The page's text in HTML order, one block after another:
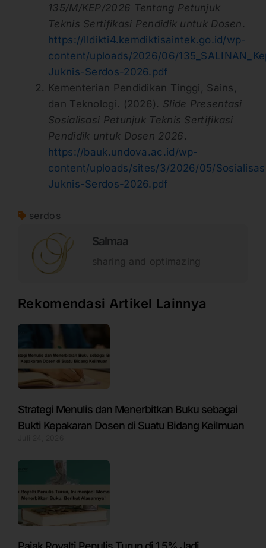
135/M/KEP/2026 Tentang Petunjuk
Teknis Sertifikasi Pendidik untuk Dosen .
https://lldikti4.kemdiktisaintek.go.id/wp-
content/uploads/2026/06/
Juknis-Serdos-2026.pdf
Kementerian Pendidikan Tinggi, Sains,
dan Teknologi. (2026). Slide Presentasi
Sosialisasi Petunjuk Teknis Sertifikasi
Pendidik untuk Dosen 2026 .
https://bauk.undova.ac.id/wp-
content/uploads/sites/3/2026/05/
Juknis-Serdos-2026.pdf
serdos
Salmaa
sharing and optimazing
Rekomendasi Artikel Lainnya
Strategi Menulis dan Menerbitkan Buku sebagai
Bukti Kepakaran Dosen di Suatu Bidang Keilmuan